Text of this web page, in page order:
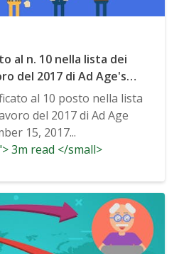
al n. 10 nella lista dei
del 2017 di Ad Age's
al 10 posto nella lista
del 2017 di Ad Age
15, 2017...
3m read </small>